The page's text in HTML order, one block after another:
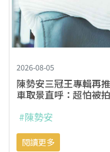
2026-08-05
陳勢安三冠王專輯再
車取景直呼：超怕被
#陳勢安
閱讀更多